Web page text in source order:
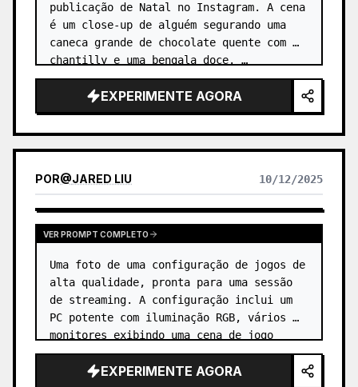
publicação de Natal no Instagram. A cena
é um close-up de alguém segurando uma
caneca grande de chocolate quente com
chantilly e uma bengala doce. …
EXPERIMENTE AGORA
POR@JARED LIU 10/12/2025
VER PROMPT COMPLETO
Uma foto de uma configuração de jogos de
alta qualidade, pronta para uma sessão
de streaming. A configuração inclui um
PC potente com iluminação RGB, vários
monitores exibindo uma cena de jogo
vibrante, um microfone profissional e
uma cadeira de jogos elegante…
EXPERIMENTE AGORA